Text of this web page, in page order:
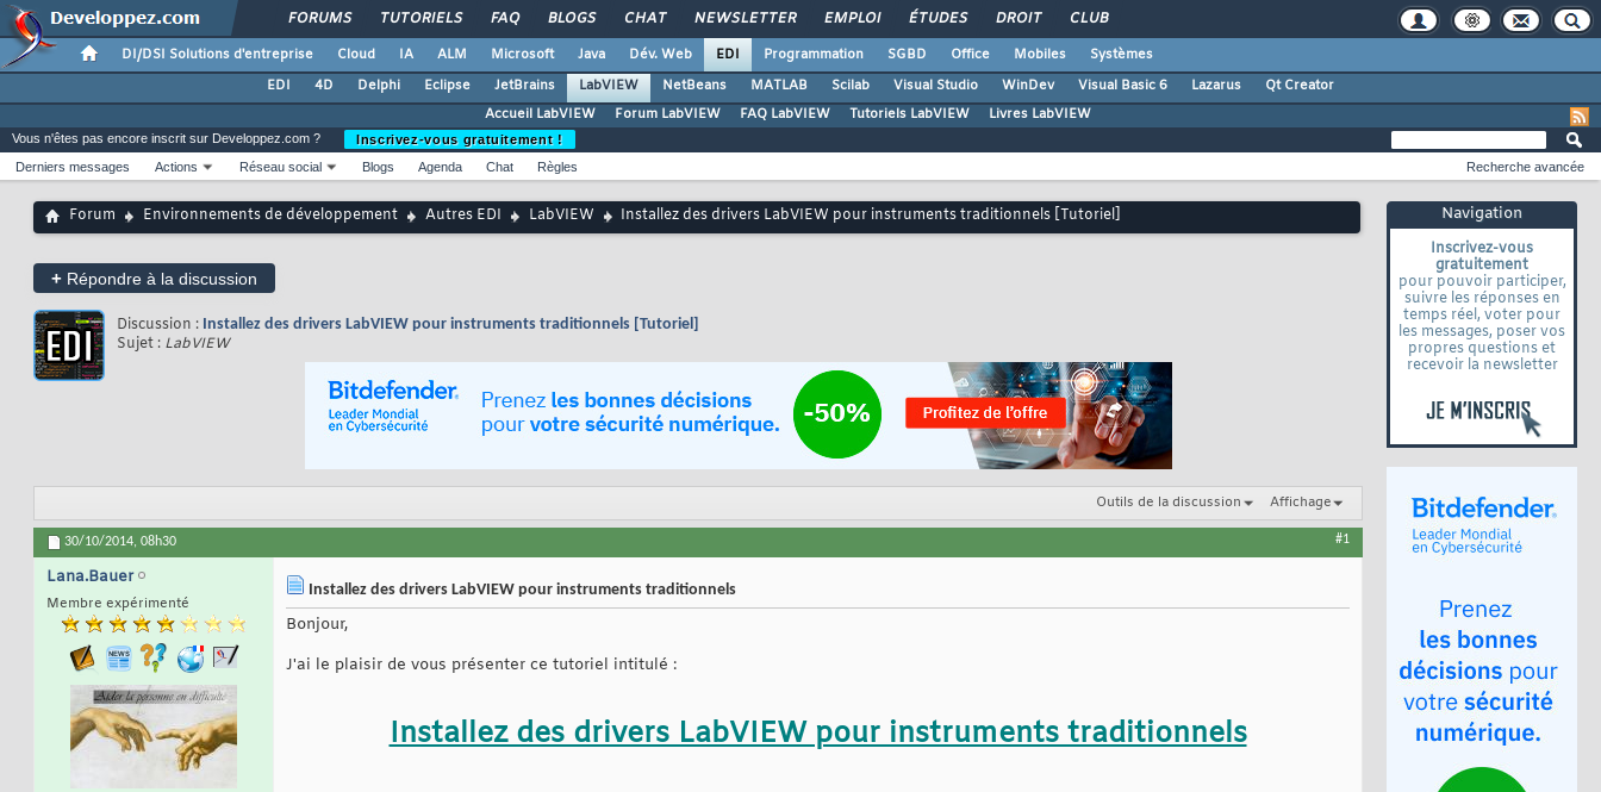
FORUMS TUTORIELS FAQ BLOGS CHAT NEWSLETTER EMPLOI ÉTUDES DROIT CLUB
DI/DSI Solutions d'entreprise Cloud IA ALM Microsoft Java Dév. Web EDI Programmation SGBD Office Mobiles
Systèmes
EDI
4D Delphi Eclipse JetBrains LabVIEW NetBeans MATLAB Scilab Visual Studio WinDev Visual Basic 6 Lazarus
Qt Creator
Accueil LabVIEW
Forum LabVIEW FAQ LabVIEW Tutoriels LabVIEW Livres LabVIEW
Navigation
Inscrivez-vous
gratuitement
pour pouvoir participer,
suivre les réponses en
temps réel, voter pour
les messages, poser vos
propres questions et
recevoir la newsletter
Vous n'êtes pas encore inscrit sur Developpez.com ?
Inscrivez-vous gratuitement !
Derniers messages
Actions Réseau social Blogs Agenda Chat Règles Recherche avancée
Forum Environnements de développement Autres EDI LabVIEW Installez des drivers LabVIEW pour instruments traditionnels [Tutoriel]
+ Répondre à la discussion
Discussion : Installez des drivers LabVIEW pour instruments traditionnels [Tutoriel]
Sujet : LabVIEW
Outils de la discussion Affichage
30/10/2014, 08h30 #1
Lana.Bauer
Membre expérimenté
Installez des drivers LabVIEW pour instruments traditionnels
Bonjour,
J'ai le plaisir de vous présenter ce tutoriel intitulé :
Installez des drivers LabVIEW pour instruments traditionnels